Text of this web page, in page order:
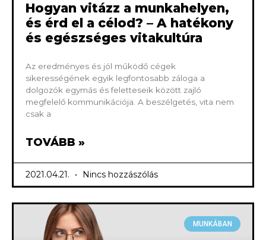
Hogyan vitázz a munkahelyen,
és érd el a célod? – A hatékony
és egészséges vitakultúra
Az eredményes és jól működő cégek
sikerességének egyik legfontosabb záloga a
dolgozók egymás és feletteseik között zajló
megfelelő kommunikációja. A beszélgetés, vita nem
csak a
TOVÁBB »
2021.04.21. Nincs hozzászólás
MUNKÁBAN